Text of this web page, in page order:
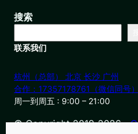
搜索
联系我们
杭州（总部） 北京 长沙 广州
合作：17357178761（微信同号）
周一到周五 : 9:00 – 21:00
© Copyright 2019-2026・